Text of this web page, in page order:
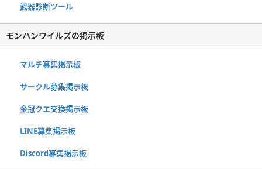
武器診断ツール
モンハンワイルズの掲示板
マルチ募集掲示板
サークル募集掲示板
金冠クエ交換掲示板
LINE募集掲示板
Discord募集掲示板